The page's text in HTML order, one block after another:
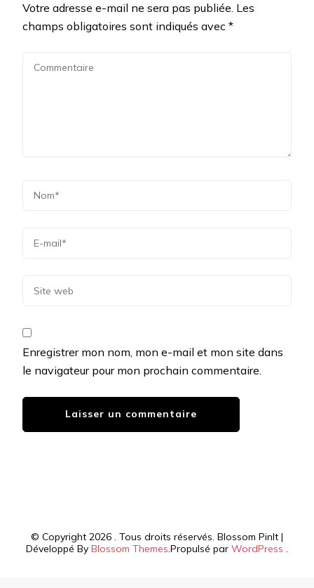
Votre adresse e-mail ne sera pas publiée. Les
champs obligatoires sont indiqués avec *
Enregistrer mon nom, mon e-mail et mon site dans
le navigateur pour mon prochain commentaire.
© Copyright 2026 . Tous droits réservés. Blossom PinIt |
Développé By Blossom Themes.Propulsé par WordPress .